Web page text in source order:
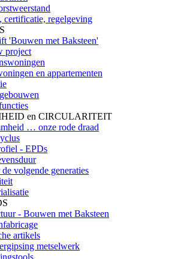
certificatie, regelgeving
'Bouwen met Baksteen'
project
en appartementen
en CIRCULARITEIT
… onze rode draad
- EPDs
volgende generaties
- Bouwen met Baksteen
artikels
metselwerk